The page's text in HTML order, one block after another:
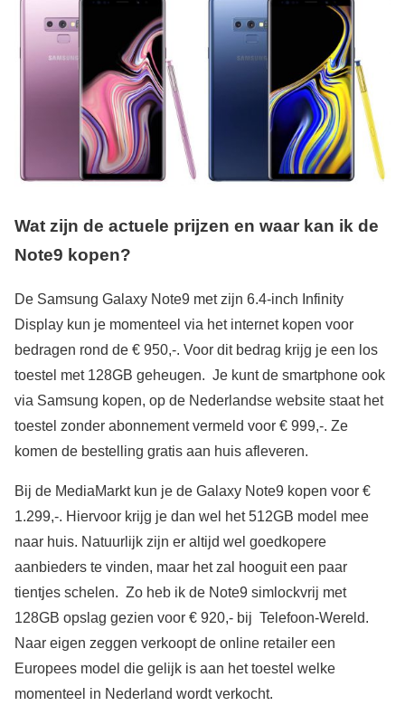
Wat zijn de actuele prijzen en waar kan ik de
Note9 kopen?
De Samsung Galaxy Note9 met zijn 6.4-inch Infinity
Display kun je momenteel via het internet kopen voor
bedragen rond de € 950,-. Voor dit bedrag krijg je een los
toestel met 128GB geheugen. Je kunt de smartphone ook
via Samsung kopen, op de Nederlandse website staat het
toestel zonder abonnement vermeld voor € 999,-. Ze
komen de bestelling gratis aan huis afleveren.
Bij de MediaMarkt kun je de Galaxy Note9 kopen voor €
1.299,-. Hiervoor krijg je dan wel het 512GB model mee
naar huis. Natuurlijk zijn er altijd wel goedkopere
aanbieders te vinden, maar het zal hooguit een paar
tientjes schelen. Zo heb ik de Note9 simlockvrij met
128GB opslag gezien voor € 920,- bij Telefoon-Wereld.
Naar eigen zeggen verkoopt de online retailer een
Europees model die gelijk is aan het toestel welke
momenteel in Nederland wordt verkocht.